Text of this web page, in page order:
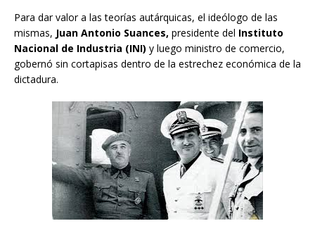
Para dar valor a las teorías autárquicas, el ideólogo de las
mismas, Juan Antonio Suances, presidente del Instituto
Nacional de Industria (INI) y luego ministro de comercio,
gobernó sin cortapisas dentro de la estrechez económica de la
dictadura.